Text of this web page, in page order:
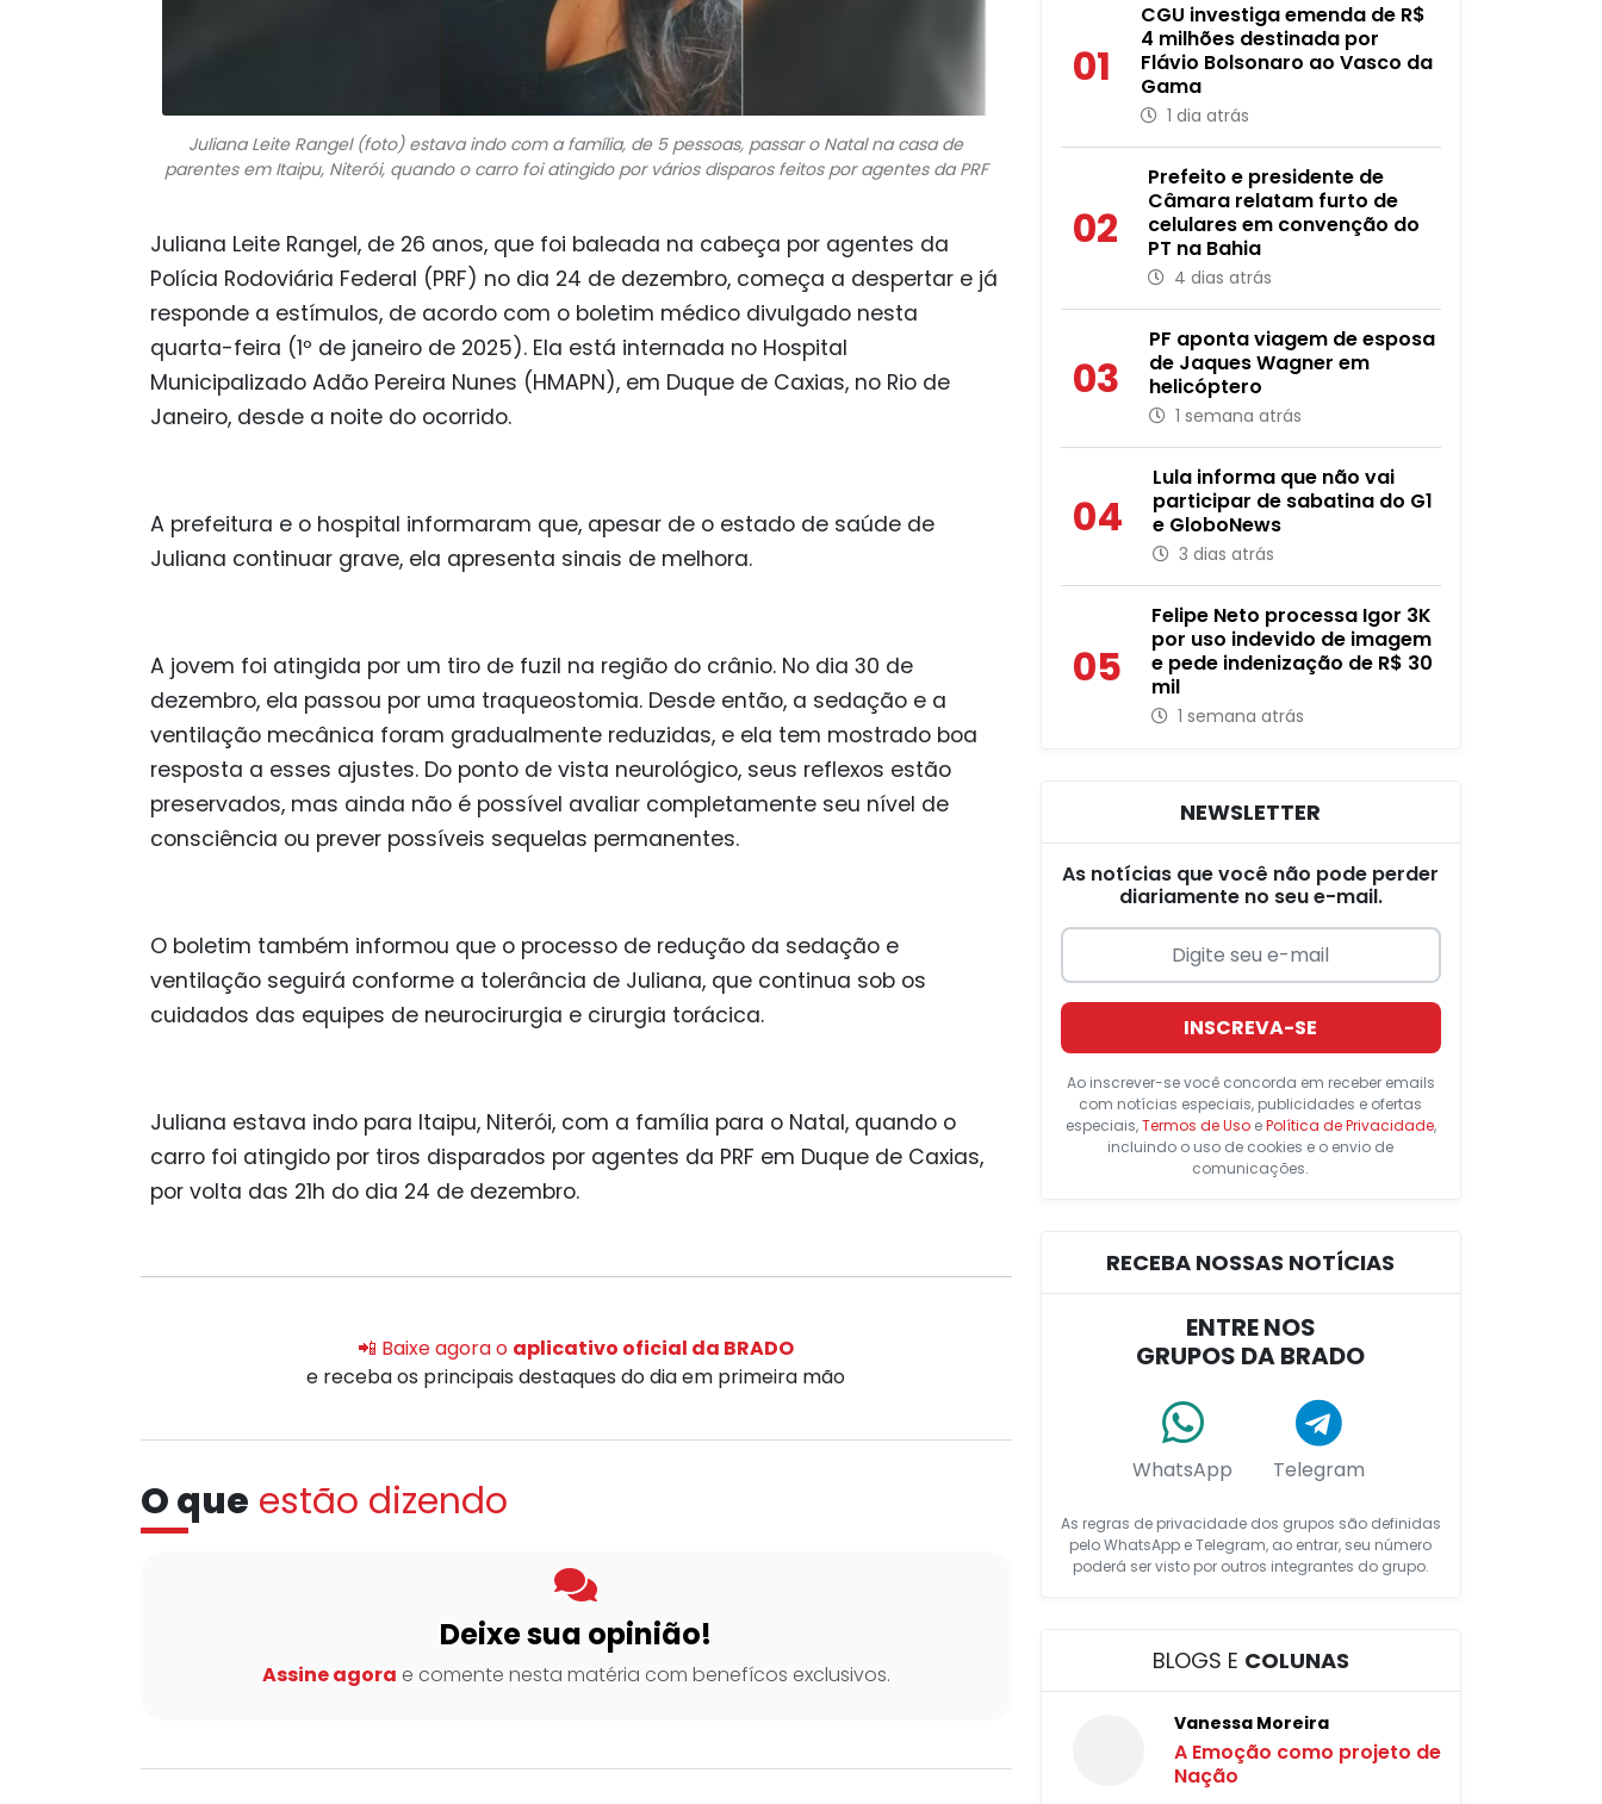
Juliana Leite Rangel (foto) estava indo com a família, de 5 pessoas, passar o Natal na casa de
parentes em Itaipu, Niterói, quando o carro foi atingido por vários disparos feitos por agentes da PRF
Juliana Leite Rangel, de 26 anos, que foi baleada na cabeça por agentes da
Polícia Rodoviária Federal (PRF) no dia 24 de dezembro, começa a despertar e já
responde a estímulos, de acordo com o boletim médico divulgado nesta
quarta-feira (1º de janeiro de 2025). Ela está internada no Hospital
Municipalizado Adão Pereira Nunes (HMAPN), em Duque de Caxias, no Rio de
Janeiro, desde a noite do ocorrido.
A prefeitura e o hospital informaram que, apesar de o estado de saúde de
Juliana continuar grave, ela apresenta sinais de melhora.
A jovem foi atingida por um tiro de fuzil na região do crânio. No dia 30 de
dezembro, ela passou por uma traqueostomia. Desde então, a sedação e a
ventilação mecânica foram gradualmente reduzidas, e ela tem mostrado boa
resposta a esses ajustes. Do ponto de vista neurológico, seus reflexos estão
preservados, mas ainda não é possível avaliar completamente seu nível de
consciência ou prever possíveis sequelas permanentes.
O boletim também informou que o processo de redução da sedação e
ventilação seguirá conforme a tolerância de Juliana, que continua sob os
cuidados das equipes de neurocirurgia e cirurgia torácica.
Juliana estava indo para Itaipu, Niterói, com a família para o Natal, quando o
carro foi atingido por tiros disparados por agentes da PRF em Duque de Caxias,
por volta das 21h do dia 24 de dezembro.
📲 Baixe agora o aplicativo oficial da BRADO
e receba os principais destaques do dia em primeira mão
O que estão dizendo
Deixe sua opinião!
Assine agora e comente nesta matéria com benefícos exclusivos.
01
CGU investiga emenda de R$
4 milhões destinada por
Flávio Bolsonaro ao Vasco da
Gama
1 dia atrás
02
Prefeito e presidente de
Câmara relatam furto de
celulares em convenção do
PT na Bahia
4 dias atrás
03
PF aponta viagem de esposa
de Jaques Wagner em
helicóptero
1 semana atrás
04
Lula informa que não vai
participar de sabatina do G1
e GloboNews
3 dias atrás
05
Felipe Neto processa Igor 3K
por uso indevido de imagem
e pede indenização de R$ 30
mil
1 semana atrás
NEWSLETTER
As notícias que você não pode perder
diariamente no seu e-mail.
INSCREVA-SE
Ao inscrever-se você concorda em receber emails
com notícias especiais, publicidades e ofertas
especiais,Termos de UsoePolítica de Privacidade,
incluindo o uso de cookies e o envio de
comunicações.
RECEBA NOSSAS NOTÍCIAS
ENTRE NOS
GRUPOS DA BRADO
WhatsApp Telegram
As regras de privacidade dos grupos são definidas
pelo WhatsApp e Telegram, ao entrar, seu número
poderá ser visto por outros integrantes do grupo.
BLOGS E COLUNAS
Vanessa Moreira
A Emoção como projeto de
Nação